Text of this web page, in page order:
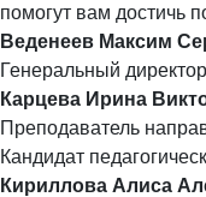
помогут вам достичь
Веденеев Максим
Генеральный директор
Карцева Ирина
Преподаватель
Кандидат
Кириллова Алиса